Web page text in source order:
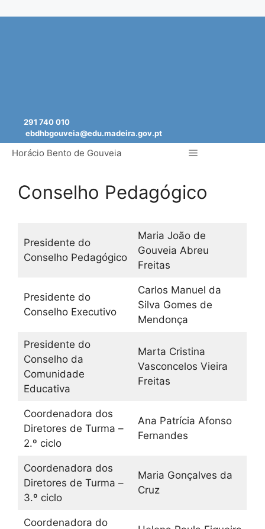
291 740 010
ebdhbgouveia@edu.madeira.gov.pt
Horácio Bento de Gouveia Menu
Conselho Pedagógico
Presidente do
Conselho Pedagógico
Maria João de
Gouveia Abreu
Freitas
Presidente do
Conselho Executivo
Carlos Manuel da
Silva Gomes de
Mendonça
Presidente do
Conselho da
Comunidade
Educativa
Marta Cristina
Vasconcelos Vieira
Freitas
Coordenadora dos
Diretores de Turma –
2.º ciclo
Ana Patrícia Afonso
Fernandes
Coordenadora dos
Diretores de Turma –
3.º ciclo
Maria Gonçalves da
Cruz
Coordenadora do